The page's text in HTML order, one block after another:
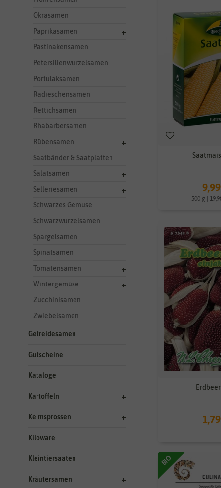
Okrasamen
Paprikasamen
Pastinakensamen
Petersilienwurzelsamen
Portulaksamen
Radieschensamen
Rettichsamen
Rhabarbersamen
Rübensamen
Saatbänder & Saatplatten
Salatsamen
Selleriesamen
Schwarzes Gemüse
Schwarzwurzelsamen
Spargelsamen
Spinatsamen
Tomatensamen
Wintergemüse
Zucchinisamen
Zwiebelsamen
Getreidesamen
Gutscheine
Kataloge
Kartoffeln
Keimsprossen
Kiloware
Kleintiersaaten
Kräutersamen
500 g |
BIO